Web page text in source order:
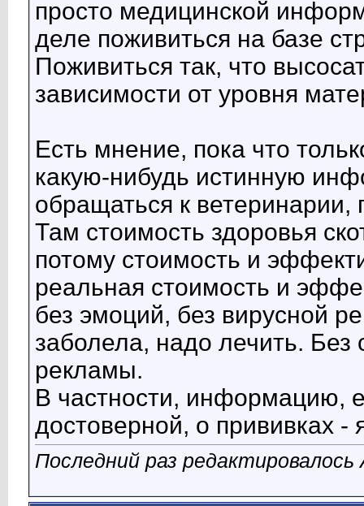
просто медицинской
деле поживиться на базе
Поживиться так, что
зависимости от уровня
Есть мнение, пока что
какую-нибудь истинную
обращаться к ветеринарии,
Там стоимость здоровья
потому стоимость и
реальная стоимость и
без эмоций, без вирусной
заболела, надо лечить. Без
рекламы.
В частности, информацию,
достоверной, о прививках -
Последний раз